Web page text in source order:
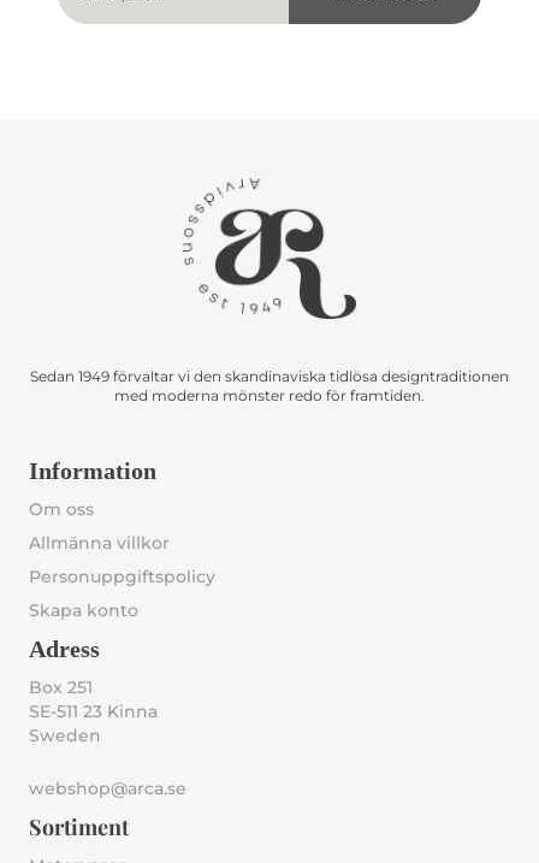
Sedan 1949 förvaltar vi den skandinaviska tidlösa designtraditionen
med moderna mönster redo för framtiden.
Information
Om oss
Allmänna villkor
Personuppgiftspolicy
Skapa konto
Adress
Box 251
SE-511 23 Kinna
Sweden
webshop@arca.se
Sortiment